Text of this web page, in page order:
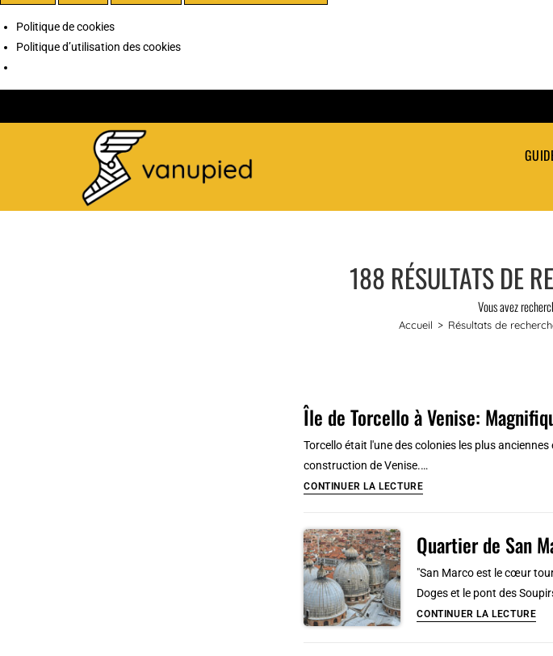
Politique de cookies
Politique d’utilisation des cookies
188 RÉSULTATS DE
Vous avez
Accueil > Résultats de
Île de Torcello à Venise:
Torcello était l'une des colonies les plus
construction de Venise.…
CONTINUER LA LECTUREÎle
à
Magnifique
&
Quartier de San
"San Marco est le cœur
Doges et le pont des
CONTINUER LA LECTURE